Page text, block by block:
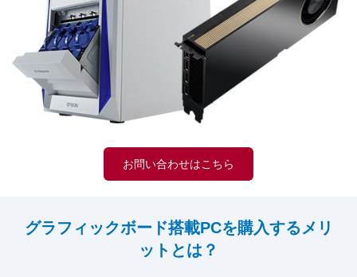
お問い合わせはこちら
グラフィックボード搭載PCを購入するメリ
ットとは？